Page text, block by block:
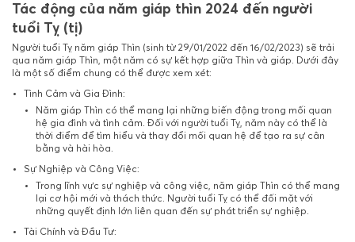
Tác động của năm giáp thìn 2024 đến người
tuổi Tỵ (tị)
Người tuổi Tỵ năm giáp Thìn (sinh từ 29/01/2022 đến 16/02/2023) sẽ trải
qua năm giáp Thìn, một năm có sự kết hợp giữa Thìn và giáp. Dưới đây
là một số điểm chung có thể được xem xét:
Tình Cảm và Gia Đình:
Năm giáp Thìn có thể mang lại những biến động trong mối quan
hệ gia đình và tình cảm. Đối với người tuổi Tỵ, năm này có thể là
thời điểm để tìm hiểu và thay đổi mối quan hệ để tạo ra sự cân
bằng và hài hòa.
Sự Nghiệp và Công Việc:
Trong lĩnh vực sự nghiệp và công việc, năm giáp Thìn có thể mang
lại cơ hội mới và thách thức. Người tuổi Tỵ có thể đối mặt với
những quyết định lớn liên quan đến sự phát triển sự nghiệp.
Tài Chính và Đầu Tư: